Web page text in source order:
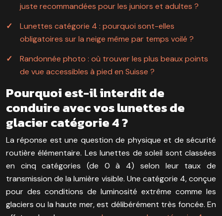
juste recommandées pour les juniors et adultes ?
Lunettes catégorie 4 : pourquoi sont-elles
obligatoires sur la neige même par temps voilé ?
Randonnée photo : où trouver les plus beaux points
de vue accessibles à pied en Suisse ?
Pourquoi est-il interdit de
conduire avec vos lunettes de
glacier catégorie 4 ?
La réponse est une question de physique et de sécurité
routière élémentaire. Les lunettes de soleil sont classées
en cinq catégories (de 0 à 4) selon leur taux de
transmission de la lumière visible. Une catégorie 4, conçue
pour des conditions de luminosité extrême comme les
glaciers ou la haute mer, est délibérément très foncée. En